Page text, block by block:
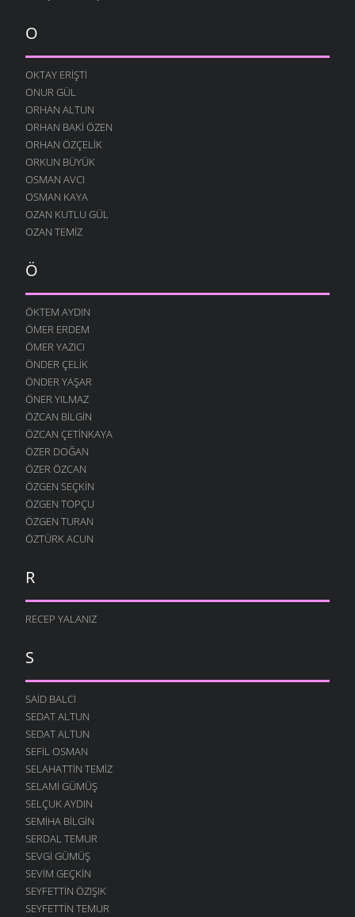
10 AĞUSTOS 2004
YENIDEN
10 AĞUSTOS 2004
DILFEZ
24 TEMMUZ 2004
O
OKTAY ERIŞTI
ONUR GÜL
ORHAN ALTUN
ORHAN BAKI ÖZEN
ORHAN ÖZÇELIK
ORKUN BÜYÜK
OSMAN AVCI
OSMAN KAYA
OZAN KUTLU GÜL
OZAN TEMIZ
Ö
ÖKTEM AYDIN
ÖMER ERDEM
ÖMER YAZICI
ÖNDER ÇELIK
ÖNDER YAŞAR
ÖNER YILMAZ
ÖZCAN BILGIN
ÖZCAN ÇETINKAYA
ÖZER DOĞAN
ÖZER ÖZCAN
ÖZGEN SEÇKIN
ÖZGEN TOPÇU
ÖZGEN TURAN
ÖZTÜRK ACUN
R
RECEP YALANIZ
S
SAID BALCI
SEDAT ALTUN
SEDAT ALTUN
SEFIL OSMAN
SELAHATTIN TEMIZ
SELAMI GÜMÜŞ
SELÇUK AYDIN
SEMIHA BILGIN
SERDAL TEMUR
SEVGI GÜMÜŞ
SEVIM GEÇKIN
SEYFETTIN ÖZIŞIK
SEYFETTIN TEMUR